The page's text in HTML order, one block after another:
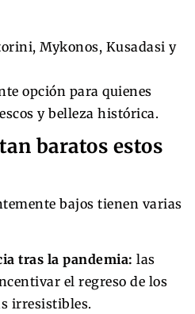
Mykonos, Kusadasi y
opción para quienes
y belleza histórica.
baratos estos
bajos tienen varias
tras la pandemia: las
el regreso de los
irresistibles.